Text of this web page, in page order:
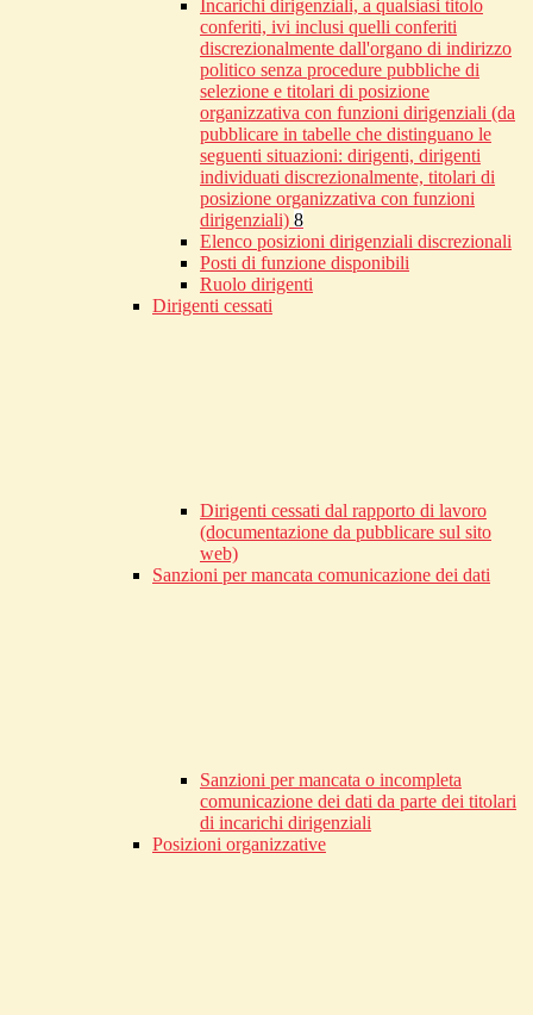
Incarichi dirigenziali, a qualsiasi titolo
conferiti, ivi inclusi quelli conferiti
discrezionalmente dall'organo di indirizzo
politico senza procedure pubbliche di
selezione e titolari di posizione
organizzativa con funzioni dirigenziali (da
pubblicare in tabelle che distinguano le
seguenti situazioni: dirigenti, dirigenti
individuati discrezionalmente, titolari di
posizione organizzativa con funzioni
dirigenziali) 8
Elenco posizioni dirigenziali discrezionali
Posti di funzione disponibili
Ruolo dirigenti
Dirigenti cessati
Dirigenti cessati dal rapporto di lavoro
(documentazione da pubblicare sul sito
web)
Sanzioni per mancata comunicazione dei dati
Sanzioni per mancata o incompleta
comunicazione dei dati da parte dei titolari
di incarichi dirigenziali
Posizioni organizzative